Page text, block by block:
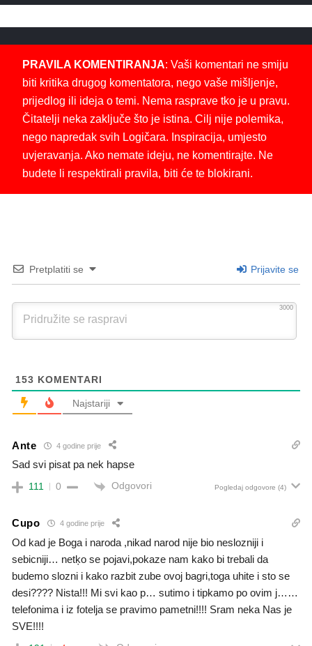
PRAVILA KOMENTIRANJA: Vaši komentari ne smiju
biti kritika drugog komentatora, nego vaše mišljenje,
prijedlog ili ideja o temi. Nema rasprave tko je u pravu.
Čitatelji neka zaključe što je istina. Cilj nije polemika,
nego napredak svih Logičara. Inspiracija, umjesto
uvjeravanja. Ako nemate ideju, ne komentirajte. Ne
budete li respektirali pravila, biti će te blokirani.
Pretplatiti se Prijavite se
3000
153 KOMENTARI
Najstariji
Ante 4 godine prije
Sad svi pisat pa nek hapse
111 0 Odgovori Pogledaj odgovore (4)
Cupo 4 godine prije
Od kad je Boga i naroda ,nikad narod nije bio neslozniji i
sebicniji… netķo se pojavi,pokaze nam kako bi trebali da
budemo slozni i kako razbit zube ovoj bagri,toga uhite i sto se
desi???? Nista!!! Mi svi kao p… sutimo i tipkamo po ovim j……
telefonima i iz fotelja se pravimo pametni!!!! Sram neka Nas je
SVE!!!!